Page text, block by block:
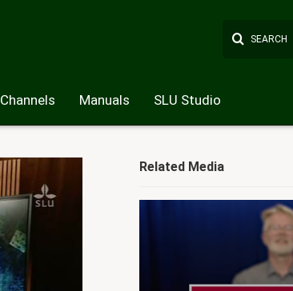
SEARCH
Channels Manuals SLU Studio
Related Media